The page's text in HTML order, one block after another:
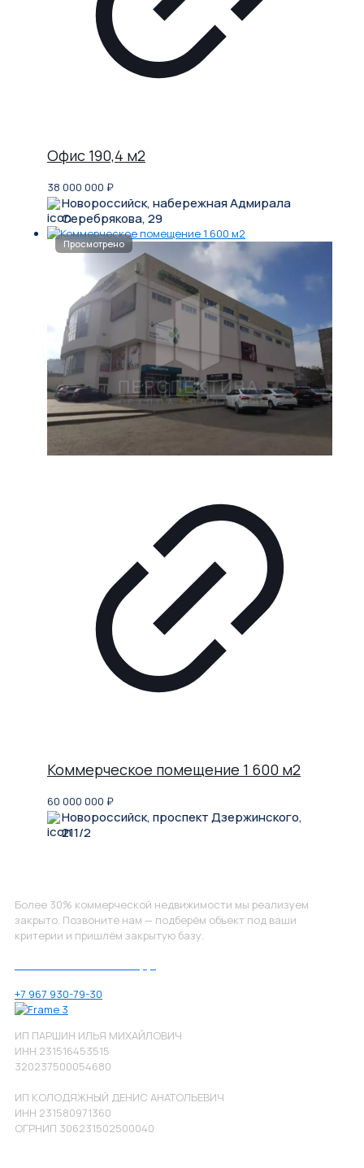
Офис 190,4 м2
38 000 000 ₽
Новороссийск, набережная Адмирала
Серебрякова, 29
Коммерческое помещение 1 600 м2
60 000 000 ₽
Новороссийск, проспект Дзержинского,
211/2
Более 30% коммерческой недвижимости мы реализуем
закрыто. Позвоните нам — подберём объект под ваши
критерии и пришлём закрытую базу.
+7 967 930-79-30
ИП ПАРШИН ИЛЬЯ МИХАЙЛОВИЧ
ИНН 231516453515
320237500054680
ИП КОЛОДЯЖНЫЙ ДЕНИС АНАТОЛЬЕВИЧ
ИНН 231580971360
ОГРНИП 306231502500040